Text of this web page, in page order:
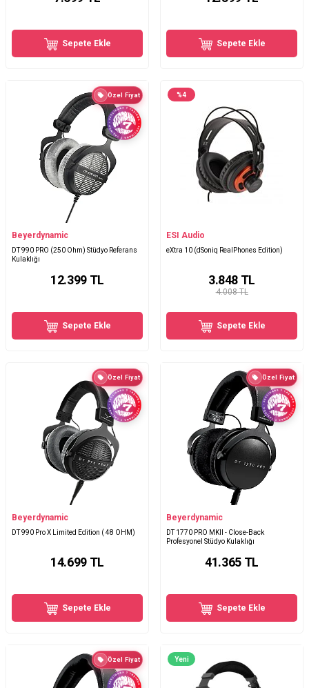
Sepete Ekle Sepete Ekle
Özel Fiyat
Beyerdynamic
DT 990 PRO (250 Ohm) Stüdyo Referans
Kulaklığı
12.399TL
Sepete Ekle
%4
ESI Audio
eXtra 10 (dSoniq RealPhones Edition)
4.008 TL
3.848 TL
Sepete Ekle
Özel Fiyat
Beyerdynamic
DT 990 Pro X Limited Edition ( 48 OHM)
14.699TL
Sepete Ekle
Özel Fiyat
Beyerdynamic
DT 1770 PRO MKII - Close-Back
Profesyonel Stüdyo Kulaklığı
41.365TL
Sepete Ekle
Özel Fiyat Yeni